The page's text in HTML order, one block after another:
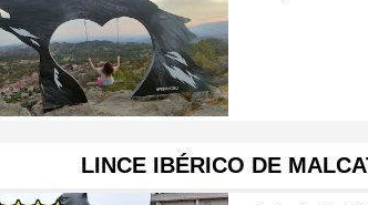
LINCE IBÉRICO DE